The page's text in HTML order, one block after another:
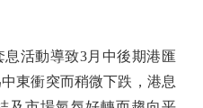
活動導致3月中後期港匯
東衝突而稍微下跌，港息